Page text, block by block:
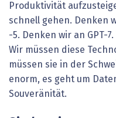
Produktivität
schnell gehen. Denken
-5. Denken wir an GPT-
Wir müssen diese
müssen sie in der
enorm, es geht um
Souveränität.